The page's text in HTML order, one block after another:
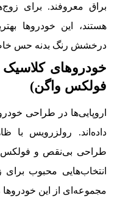
براق معروفند. برای
هستند، این خودروها
درخشش رنگ بدنه حس
خودروهای کلاسیک
فولکس واگن)
اروپایی‌ها در طراحی
داده‌اند. رولزرویس با
طراحی بی‌نقص و فولکس
انتخاب‌هایی محبوب برای
مجموعه‌ای از این خودروها